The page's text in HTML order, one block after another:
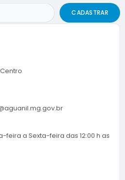
a Sexta-feira das 12:00 h as
CADASTRAR